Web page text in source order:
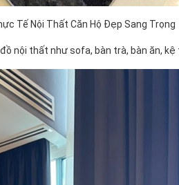
Tế Nội Thất Căn Hộ Đẹp Sang Trọng
nội thất như sofa, bàn trà, bàn ăn,